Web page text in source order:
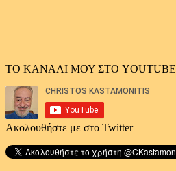
ΤΟ ΚΑΝΑΛΙ ΜΟΥ ΣΤΟ YOUTUBE
Ακολουθήστε με στο Twitter